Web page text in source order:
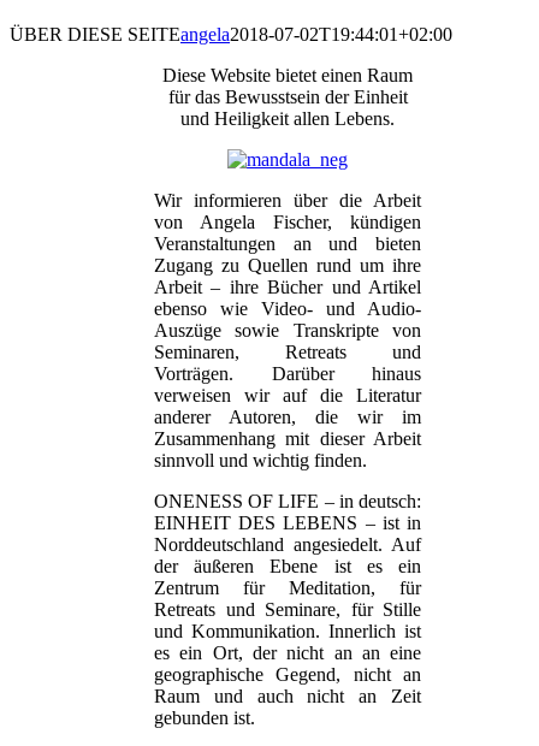
ÜBER DIESE SEITEangela2018-07-02T19:44:01+02:00
Diese Website bietet einen Raum
für das Bewusstsein der Einheit
und Heiligkeit allen Lebens.
Wir informieren über die Arbeit
von Angela Fischer, kündigen
Veranstaltungen an und bieten
Zugang zu Quellen rund um ihre
Arbeit – ihre Bücher und Artikel
ebenso wie Video- und Audio-
Auszüge sowie Transkripte von
Seminaren, Retreats und
Vorträgen. Darüber hinaus
verweisen wir auf die Literatur
anderer Autoren, die wir im
Zusammenhang mit dieser Arbeit
sinnvoll und wichtig finden.
ONENESS OF LIFE – in deutsch:
EINHEIT DES LEBENS – ist in
Norddeutschland angesiedelt. Auf
der äußeren Ebene ist es ein
Zentrum für Meditation, für
Retreats und Seminare, für Stille
und Kommunikation. Innerlich ist
es ein Ort, der nicht an an eine
geographische Gegend, nicht an
Raum und auch nicht an Zeit
gebunden ist.